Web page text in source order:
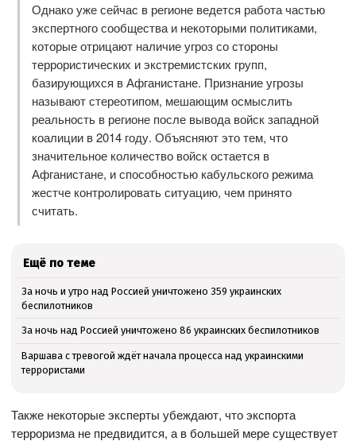
Однако уже сейчас в регионе ведется работа частью
экспертного сообщества и некоторыми политиками,
которые отрицают наличие угроз со стороны
террористических и экстремистских групп,
базирующихся в Афганистане. Признание угрозы
называют стереотипом, мешающим осмыслить
реальность в регионе после вывода войск западной
коалиции в 2014 году. Объясняют это тем, что
значительное количество войск остается в
Афганистане, и способностью кабульского режима
жестче контролировать ситуацию, чем принято
считать.
Ещё по теме
За ночь и утро над Россией уничтожено 359 украинских
беспилотников
За ночь над Россией уничтожено 86 украинских беспилотников
Варшава с тревогой ждёт начала процесса над украинскими
террористами
Также некоторые эксперты убеждают, что экспорта
терроризма не предвидится, а в большей мере существует